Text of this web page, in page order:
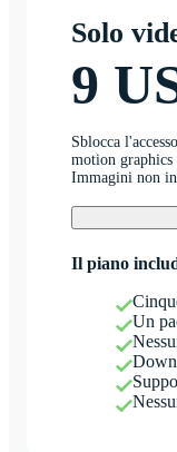
Solo
9
Sblocca
motion graphics
Immagini non
Il piano
Un